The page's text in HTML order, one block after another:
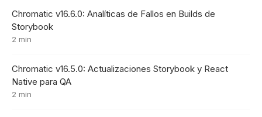
Chromatic v16.6.0: Analíticas de Fallos en Builds de
Storybook
2 min
Chromatic v16.5.0: Actualizaciones Storybook y React
Native para QA
2 min